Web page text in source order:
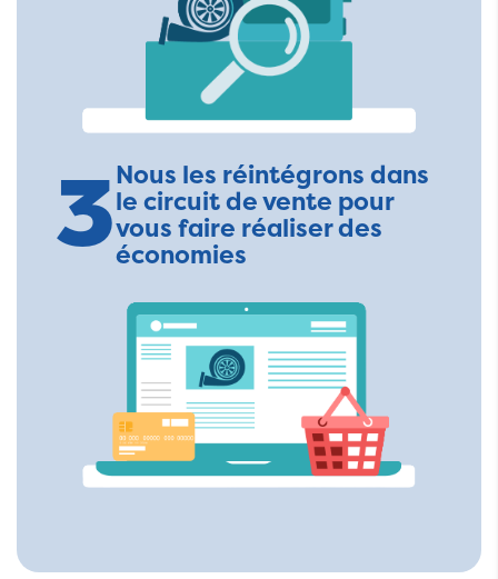
3Nous les réintégrons dans
le circuit de vente pour
vous faire réaliser des
économies